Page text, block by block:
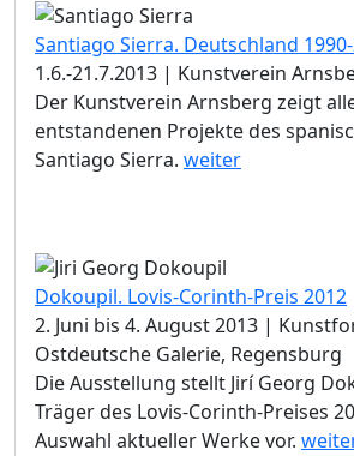
Santiago Sierra. Deutschland
1.6.-21.7.2013 | Kunstverein
Der Kunstverein Arnsberg zeigt
entstandenen Projekte des
Santiago Sierra. weiter
Dokoupil. Lovis-Corinth-Preis 2012
2. Juni bis 4. August 2013 |
Ostdeutsche Galerie, Regensburg
Die Ausstellung stellt Jirí Georg
Träger des Lovis-Corinth-Preises
Auswahl aktueller Werke vor.